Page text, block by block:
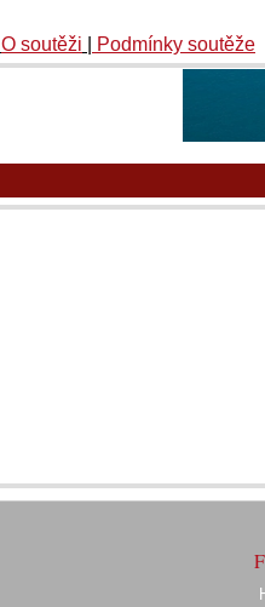
O soutěži Podmínky soutěže